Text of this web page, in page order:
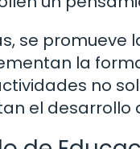
se promueve
la
no
el desarrollo